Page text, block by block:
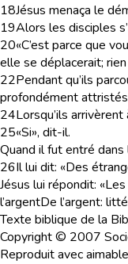
18Jésus menaça le
19Alors les disciples
20«C’est parce que
elle se déplacerait;
22Pendant qu’ils
profondément
24Lorsqu’ils
25«Si», dit-il.
Quand il fut entré
26Il lui dit: «Des
Jésus lui répondit:
l’argentDe l’argent:
Texte biblique de la
Copyright © 2007
Reproduit avec